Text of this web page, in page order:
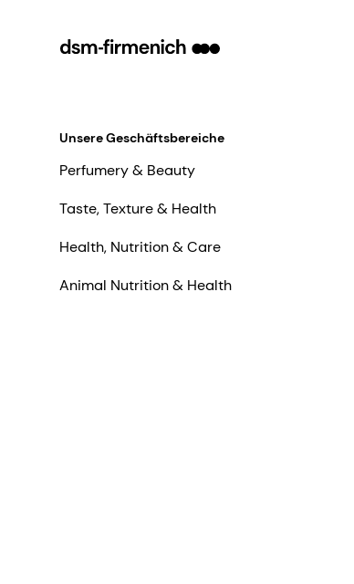
Unsere Geschäftsbereiche
Perfumery & Beauty
Taste, Texture & Health
Health, Nutrition & Care
Animal Nutrition & Health